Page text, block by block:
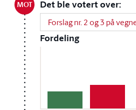
MOT Det ble votert over:
Forslag nr. 2 og 3 på
Fordeling